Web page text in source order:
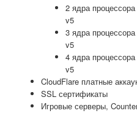
2 ядра
v5
3 ядра
v5
4 ядра
v5
CloudFlare платные
SSL сертификаты
Игровые серверы,